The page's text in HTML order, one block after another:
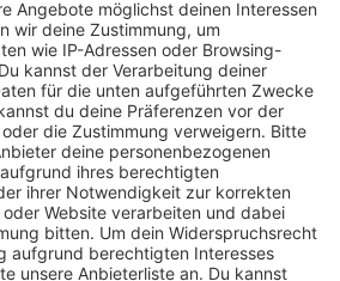
Datenverarbeitung erfasst,
live sowie den jeweiligen
im Rahmen der Abwicklung des
können. Eine Weitergabe an
dies nicht in unmittelbaren
vorgenannten Maßnahmen
Einverständnis jederzeit
über Gewinnspielvereine und